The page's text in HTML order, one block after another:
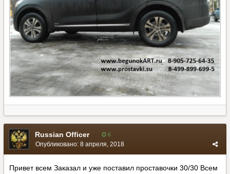
Russian Officer 6
Опубликовано: 8 апреля, 2018
Привет всем Заказал и уже поставил проставочки 30/30 Всем